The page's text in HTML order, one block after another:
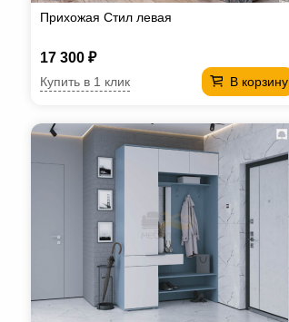
Прихожая Стил левая
17 300 ₽
В корзину
Купить в 1 клик